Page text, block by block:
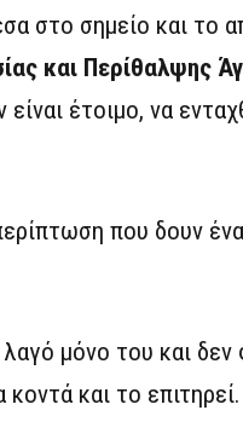
στο σημείο και το
και Περίθαλψης
έτοιμο, να
που δουν ένα
μόνο του και δεν
και το